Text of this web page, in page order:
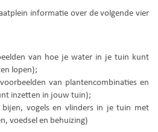
informatie over de volgende vier
van hoe je water in je tuin kunt
lopen);
van plantencombinaties en
inzetten in jouw tuin);
vogels en vlinders in je tuin met
voedsel en behuizing)